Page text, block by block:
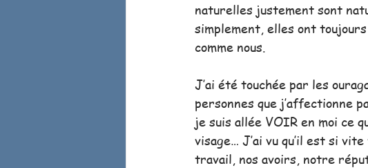
naturelles justement sont
simplement, elles ont
comme nous.
J’ai été touchée par les
personnes que j’affectionne
je suis allée VOIR en moi ce
visage… J’ai vu qu’il est si
travail, nos avoirs, notre